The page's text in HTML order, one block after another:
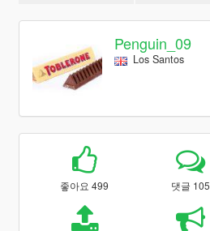
Penguin_09
Los Santos
좋아요 499 댓글 105